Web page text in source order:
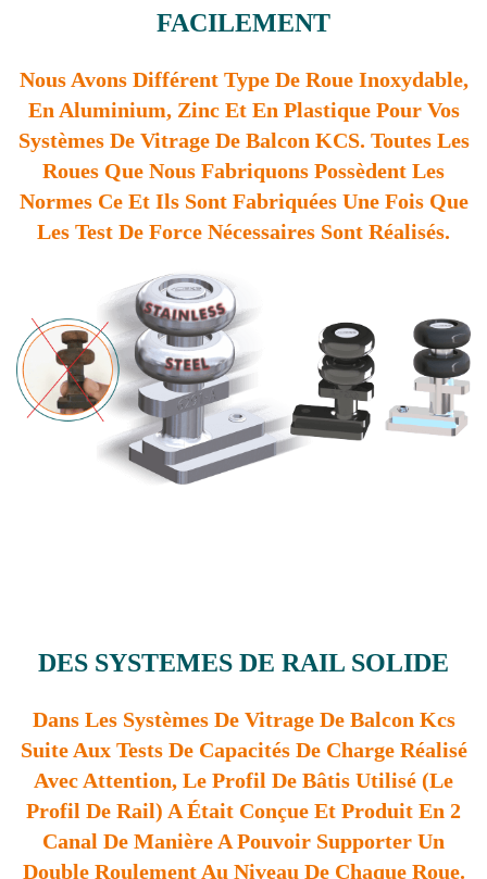
FACILEMENT
Nous Avons Différent Type De Roue Inoxydable,
En Aluminium, Zinc Et En Plastique Pour Vos
Systèmes De Vitrage De Balcon KCS. Toutes Les
Roues Que Nous Fabriquons Possèdent Les
Normes Ce Et Ils Sont Fabriquées Une Fois Que
Les Test De Force Nécessaires Sont Réalisés.
DES SYSTEMES DE RAIL SOLIDE
Dans Les Systèmes De Vitrage De Balcon Kcs
Suite Aux Tests De Capacités De Charge Réalisé
Avec Attention, Le Profil De Bâtis Utilisé (le
Profil De Rail) A Était Conçue Et Produit En 2
Canal De Manière A Pouvoir Supporter Un
Double Roulement Au Niveau De Chaque Roue.